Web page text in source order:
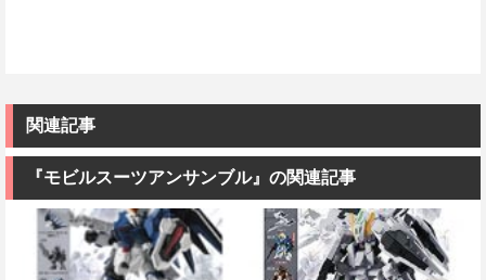
関連記事
『モビルスーツアンサンブル』の関連記事